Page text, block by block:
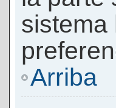
sistema
Arriba